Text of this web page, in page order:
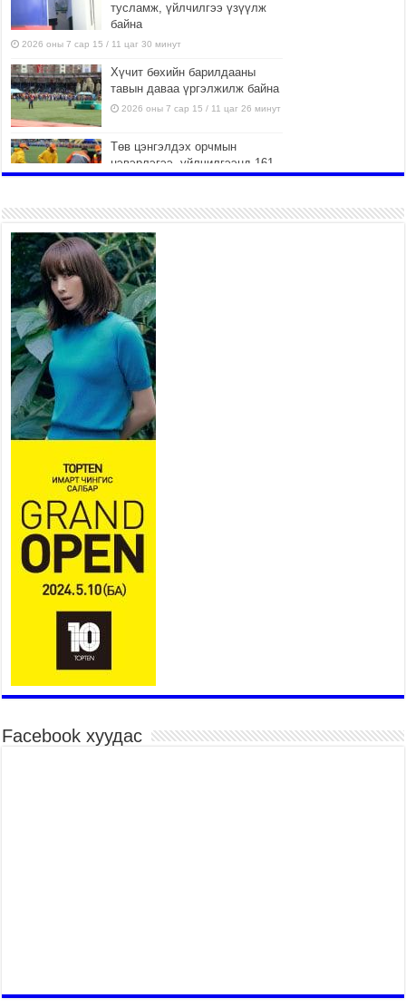
тусламж, үйлчилгээ үзүүлж
байна
2026 оны 7 сар 15 / 11 цаг 30 минут
Хүчит бөхийн барилдааны
тавын даваа үргэлжилж байна
2026 оны 7 сар 15 / 11 цаг 26 минут
Төв цэнгэлдэх орчмын
цэвэрлэгээ, үйлчилгээнд 161
ажилтан, 27 техниктэй
2026 оны 7 сар 15 / 11 цаг 22 минут
Наадмын амралтын өдрүүдэд нийслэлийн эрүүл
мэндийн байгууллагууд дараах хуваарийн дагуу
ажиллана
2026 оны 7 сар 15 / 11 цаг 18 минут
Үндэсний их баяр наадам эхэллээ
2026 оны 7 сар 15 / 11 цаг 14 минут
Үер усны аюулаас сэргийлж, нийслэлийн Онцгой
байдлын газрын 162 алба хаагч үүрэг гүйцэтгэж
байна
2026 оны 7 сар 15 / 11 цаг 07 минут
мэргэнээ сорьж байна
2026 оны 7 сар 15 / 11 цаг 03 минут
Төв цэнгэлдэхийн эргэн тойронд
2026 оны 7 сар 15 / 10 цаг 58 минут
Үндэсний их баяр наадмын шагайн харваа
насанд хүрэгчдийн багийн харваагаар
үргэлжилж байна
2026 оны 7 сар 15 / 10 цаг 52 минут
Үндэсний их баяр наадмын хүчит бөхийн
барилдаан эхэллээ
“Дээлтэй монгол наадам” боллоо
2026 оны 7 сар 15 / 10 цаг 41 минут
Facebook хуудас